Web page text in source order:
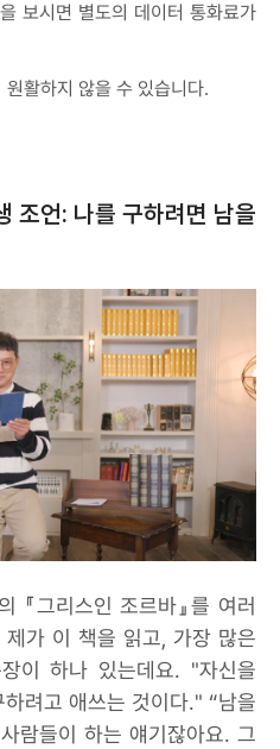
보시면 별도의 데이터 통화료가
활하지 않을 수 있습니다.
조언: 나를 구하려면 남을
『그리스인 조르바』를 여러
가 이 책을 읽고, 가장 많은
이 하나 있는데요. "자신을
려고 애쓰는 것이다." “남을
람들이 하는 얘기잖아요. 그